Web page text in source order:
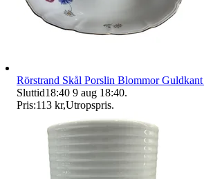
Rörstrand Skål Porslin Blommor
Sluttid18:40 9 aug 18:40.
Pris:113 kr,Utropspris.